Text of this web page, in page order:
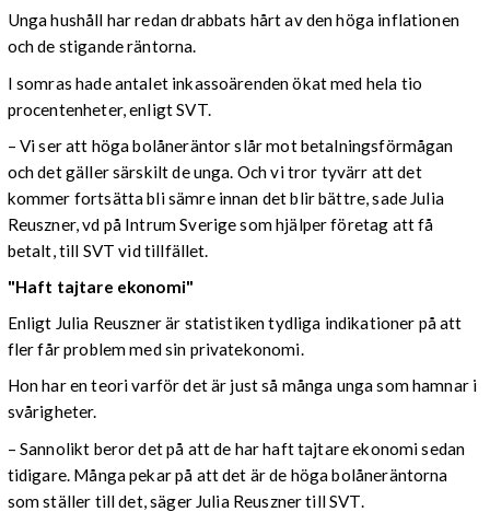
Unga hushåll har redan drabbats hårt av den höga inflationen
och de stigande räntorna.
I somras hade antalet inkassoärenden ökat med hela tio
procentenheter, enligt SVT.
– Vi ser att höga bolåneräntor slår mot betalningsförmågan
och det gäller särskilt de unga. Och vi tror tyvärr att det
kommer fortsätta bli sämre innan det blir bättre, sade Julia
Reuszner, vd på Intrum Sverige som hjälper företag att få
betalt, till SVT vid tillfället.
"Haft tajtare ekonomi"
Enligt Julia Reuszner är statistiken tydliga indikationer på att
fler får problem med sin privatekonomi.
Hon har en teori varför det är just så många unga som hamnar i
svårigheter.
– Sannolikt beror det på att de har haft tajtare ekonomi sedan
tidigare. Många pekar på att det är de höga bolåneräntorna
som ställer till det, säger Julia Reuszner till SVT.